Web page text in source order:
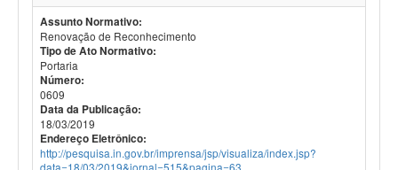
Assunto Normativo:
Renovação de Reconhecimento
Tipo de Ato Normativo:
Portaria
Número:
0609
Data da Publicação:
18/03/2019
Endereço Eletrônico:
http://pesquisa.in.gov.br/imprensa/jsp/visualiza/index.jsp?
data=18/03/2019&jornal=515&pagina=63